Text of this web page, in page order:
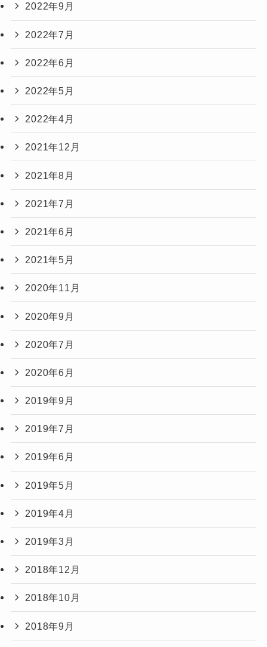
2022年9月
2022年7月
2022年6月
2022年5月
2022年4月
2021年12月
2021年8月
2021年7月
2021年6月
2021年5月
2020年11月
2020年9月
2020年7月
2020年6月
2019年9月
2019年7月
2019年6月
2019年5月
2019年4月
2019年3月
2018年12月
2018年10月
2018年9月